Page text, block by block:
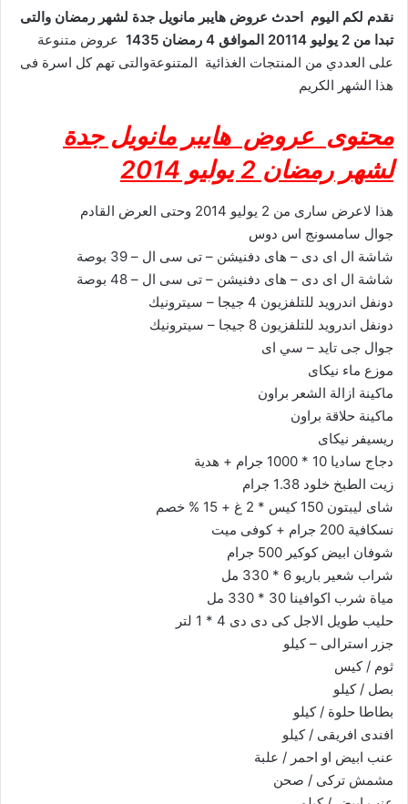
نقدم لكم اليوم احدث عروض هايبر مانويل جدة لشهر رمضان والتى
تبدا من 2 يوليو 20114 الموافق 4 رمضان 1435
عروض متنوعة
على العددي من المنتجات الغذائية المتنوعةوالتى تهم كل اسرة فى
هذا الشهر الكريم
محتوى عروض هايبر مانويل جدة
لشهر رمضان 2 يوليو 2014
هذا لاعرض سارى من 2 يوليو 2014 وحتى العرض القادم
جوال سامسونج اس دوس
شاشة ال اى دى – هاى دفنيشن – تى سى ال – 39 بوصة
شاشة ال اى دى – هاى دفنيشن – تى سى ال – 48 بوصة
دونفل اندرويد للتلفزيون 4 جيجا – سيترونيك
دونفل اندرويد للتلفزيون 8 جيجا – سيترونيك
جوال جى تايد – سي اى
موزع ماء نيكاى
ماكينة ازالة الشعر براون
ماكينة حلاقة براون
ريسيفر نيكاى
دجاج ساديا 10 * 1000 جرام + هدية
زيت الطبخ خلود 1.38 جرام
شاى ليبتون 150 كيس * 2 غ + 15 % خصم
نسكافية 200 جرام + كوفى ميت
شوفان ابيض كوكير 500 جرام
شراب شعير باريو 6 * 330 مل
مياة شرب اكوافينا 30 * 330 مل
حليب طويل الاجل كى دى دى 4 * 1 لتر
جزر استرالى – كيلو
ثوم / كيس
بصل / كيلو
بطاطا حلوة / كيلو
افندى افريقى / كيلو
عنب ابيض او احمر / علبة
مشمش تركى / صحن